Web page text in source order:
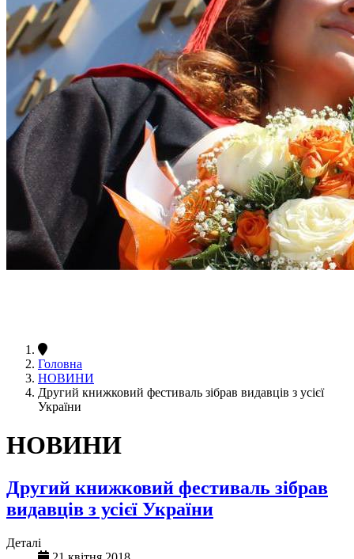
Головна
НОВИНИ
Другий книжковий фестиваль зібрав видавців з усієї
України
НОВИНИ
Другий книжковий фестиваль зібрав
видавців з усієї України
Деталі